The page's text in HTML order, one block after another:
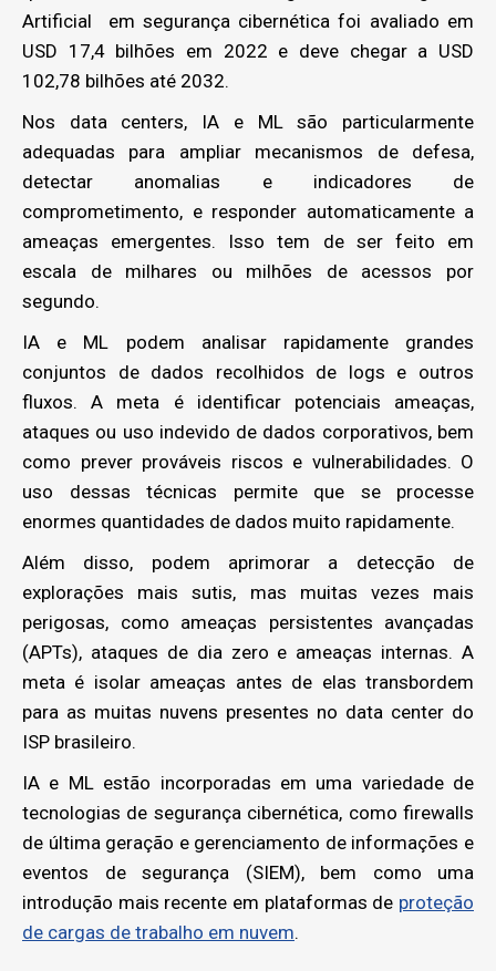
Artificial em segurança cibernética foi avaliado em
USD 17,4 bilhões em 2022 e deve chegar a USD
102,78 bilhões até 2032.
Nos data centers, IA e ML são particularmente
adequadas para ampliar mecanismos de defesa,
detectar anomalias e indicadores de
comprometimento, e responder automaticamente a
ameaças emergentes. Isso tem de ser feito em
escala de milhares ou milhões de acessos por
segundo.
IA e ML podem analisar rapidamente grandes
conjuntos de dados recolhidos de logs e outros
fluxos. A meta é identificar potenciais ameaças,
ataques ou uso indevido de dados corporativos, bem
como prever prováveis riscos e vulnerabilidades. O
uso dessas técnicas permite que se processe
enormes quantidades de dados muito rapidamente.
Além disso, podem aprimorar a detecção de
explorações mais sutis, mas muitas vezes mais
perigosas, como ameaças persistentes avançadas
(APTs), ataques de dia zero e ameaças internas. A
meta é isolar ameaças antes de elas transbordem
para as muitas nuvens presentes no data center do
ISP brasileiro.
IA e ML estão incorporadas em uma variedade de
tecnologias de segurança cibernética, como firewalls
de última geração e gerenciamento de informações e
eventos de segurança (SIEM), bem como uma
introdução mais recente em plataformas de proteção
de cargas de trabalho em nuvem.